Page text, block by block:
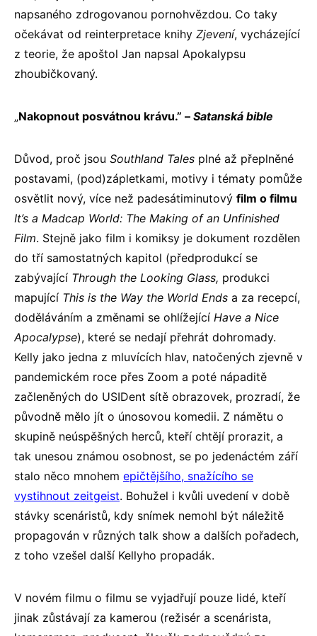
napsaného zdrogovanou pornohvězdou. Co taky
očekávat od reinterpretace knihy Zjevení, vycházející
z teorie, že apoštol Jan napsal Apokalypsu
zhoubičkovaný.
„Nakopnout posvátnou krávu.” – Satanská bible
Důvod, proč jsou Southland Tales plné až přeplněné
postavami, (pod)zápletkami, motivy i tématy pomůže
osvětlit nový, více než padesátiminutový film o filmu
It’s a Madcap World: The Making of an Unfinished
Film. Stejně jako film i komiksy je dokument rozdělen
do tří samostatných kapitol (předprodukcí se
zabývající Through the Looking Glass, produkci
mapující This is the Way the World Ends a za recepcí,
doděláváním a změnami se ohlížející Have a Nice
Apocalypse), které se nedají přehrát dohromady.
Kelly jako jedna z mluvících hlav, natočených zjevně v
pandemickém roce přes Zoom a poté nápaditě
začleněných do USIDent sítě obrazovek, prozradí, že
původně mělo jít o únosovou komedii. Z námětu o
skupině neúspěšných herců, kteří chtějí prorazit, a
tak unesou známou osobnost, se po jedenáctém září
stalo něco mnohem epičtějšího, snažícího se
vystihnout zeitgeist. Bohužel i kvůli uvedení v době
stávky scenáristů, kdy snímek nemohl být náležitě
propagován v různých talk show a dalších pořadech,
z toho vzešel další Kellyho propadák.
V novém filmu o filmu se vyjadřují pouze lidé, kteří
jinak zůstávají za kamerou (režisér a scenárista,